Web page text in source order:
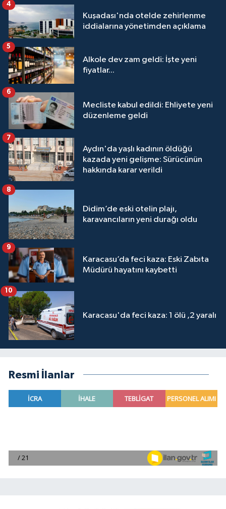
Kuşadası'nda otelde zehirlenme
iddialarına yönetimden açıklama
4
Alkole dev zam geldi: İşte yeni
fiyatlar...
5
Mecliste kabul edildi: Ehliyete yeni
düzenleme geldi
6
Aydın'da yaşlı kadının öldüğü
kazada yeni gelişme: Sürücünün
hakkında karar verildi
7
Didim’de eski otelin plajı,
karavancıların yeni durağı oldu
8
Karacasu’da feci kaza: Eski Zabıta
Müdürü hayatını kaybetti
9
Karacasu'da feci kaza: 1 ölü ,2 yaralı
10
Resmi İlanlar